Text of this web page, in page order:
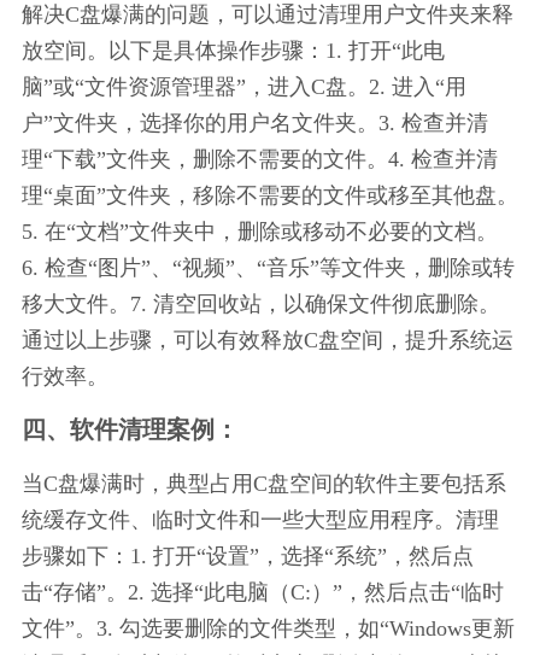
解决C盘爆满的问题，可以通过清理用户文件夹来释
放空间。以下是具体操作步骤：1. 打开“此电
脑”或“文件资源管理器”，进入C盘。2. 进入“用
户”文件夹，选择你的用户名文件夹。3. 检查并清
理“下载”文件夹，删除不需要的文件。4. 检查并清
理“桌面”文件夹，移除不需要的文件或移至其他盘。
5. 在“文档”文件夹中，删除或移动不必要的文档。
6. 检查“图片”、“视频”、“音乐”等文件夹，删除或转
移大文件。7. 清空回收站，以确保文件彻底删除。
通过以上步骤，可以有效释放C盘空间，提升系统运
行效率。
四、软件清理案例：
当C盘爆满时，典型占用C盘空间的软件主要包括系
统缓存文件、临时文件和一些大型应用程序。清理
步骤如下：1. 打开“设置”，选择“系统”，然后点
击“存储”。2. 选择“此电脑（C:）”，然后点击“临时
文件”。3. 勾选要删除的文件类型，如“Windows更新